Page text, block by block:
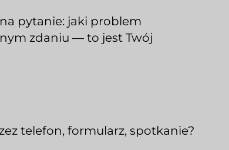
pytanie: jaki problem
zdaniu — to jest Twój
telefon, formularz, spotkanie?